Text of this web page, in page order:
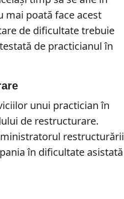
mai poată face acest
de dificultate trebuie
de practicianul în
unui practician în
de restructurare.
restructurării
în dificultate asistată